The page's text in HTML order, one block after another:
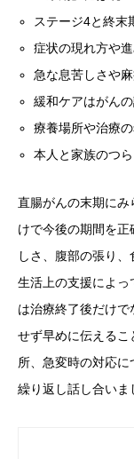
ステージ4と終末
症状の現れ方や
急な息苦しさや
緩和ケアはがん
療養場所や治療
本人と家族のつ
直腸がんの末期に
けで今後の期間を
しさ、腹部の張り、
生活上の支援によ
は治療終了後だけ
せず早めに伝える
所、急変時の対応
繰り返し話し合いま